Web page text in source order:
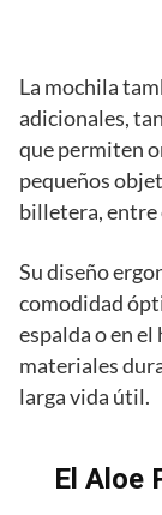
La mochila
adicionales,
que permiten
pequeños
billetera, entre
Su diseño
comodidad
espalda o en
materiales
larga vida útil.
El Aloe